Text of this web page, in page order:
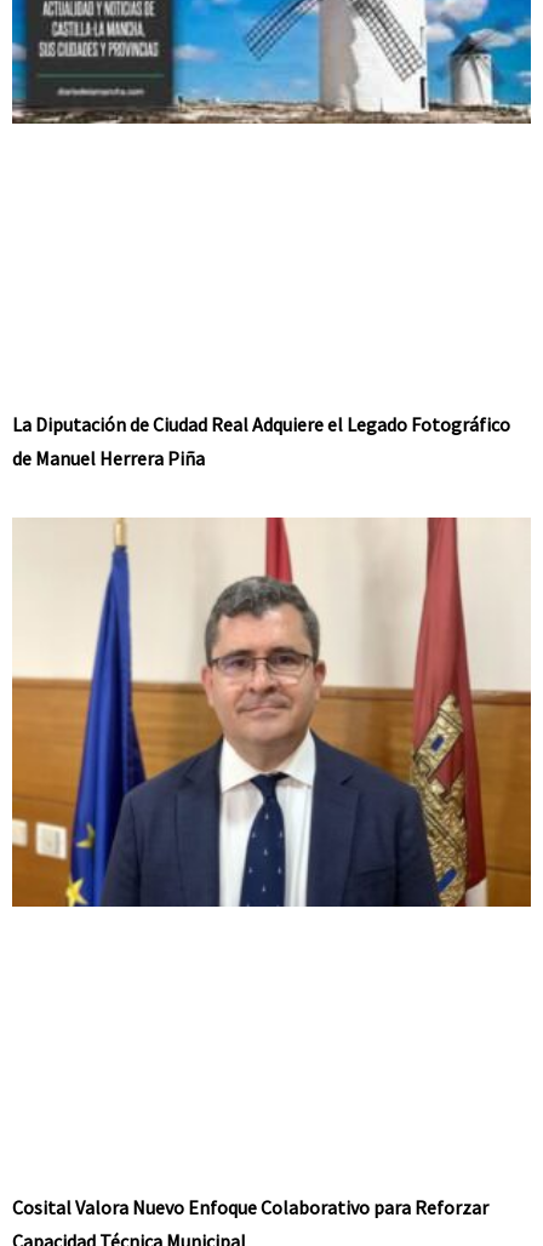
La Diputación de Ciudad Real Adquiere el Legado Fotográfico
de Manuel Herrera Piña
Cosital Valora Nuevo Enfoque Colaborativo para Reforzar
Capacidad Técnica Municipal